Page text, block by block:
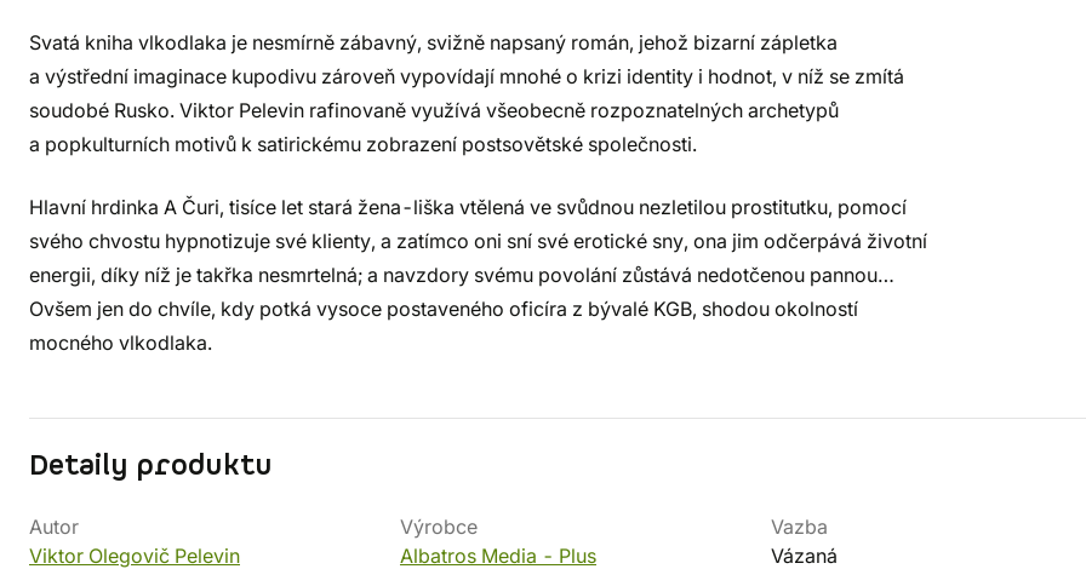
Svatá kniha vlkodlaka je nesmírně zábavný, svižně napsaný román, jehož bizarní zápletka
a výstřední imaginace kupodivu zároveň vypovídají mnohé o krizi identity i hodnot, v níž se zmítá
soudobé Rusko. Viktor Pelevin rafinovaně využívá všeobecně rozpoznatelných archetypů
a popkulturních motivů k satirickému zobrazení postsovětské společnosti.
Hlavní hrdinka A Čuri, tisíce let stará žena-liška vtělená ve svůdnou nezletilou prostitutku, pomocí
svého chvostu hypnotizuje své klienty, a zatímco oni sní své erotické sny, ona jim odčerpává životní
energii, díky níž je takřka nesmrtelná; a navzdory svému povolání zůstává nedotčenou pannou…
Ovšem jen do chvíle, kdy potká vysoce postaveného oficíra z bývalé KGB, shodou okolností
mocného vlkodlaka.
Detaily produktu
Autor
Viktor Olegovič Pelevin
Výrobce
Albatros Media - Plus
Vazba
Vázaná